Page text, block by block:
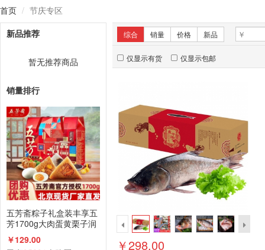
首页
节庆专区
新品推荐
暂无推荐商品
销量排行
五芳斋粽子礼盒装丰享五
芳1700g大肉蛋黄栗子润
香蜜枣咸鸭蛋组合
￥129.00
综合 销量 价格 新品
仅显示有货 仅显示包邮
￥298.00